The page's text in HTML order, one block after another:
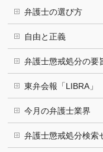
弁護士の選び方
自由と正義
弁護士懲戒処分の要
東弁会報「LIBRA」
今月の弁護士業界
弁護士懲戒処分検索